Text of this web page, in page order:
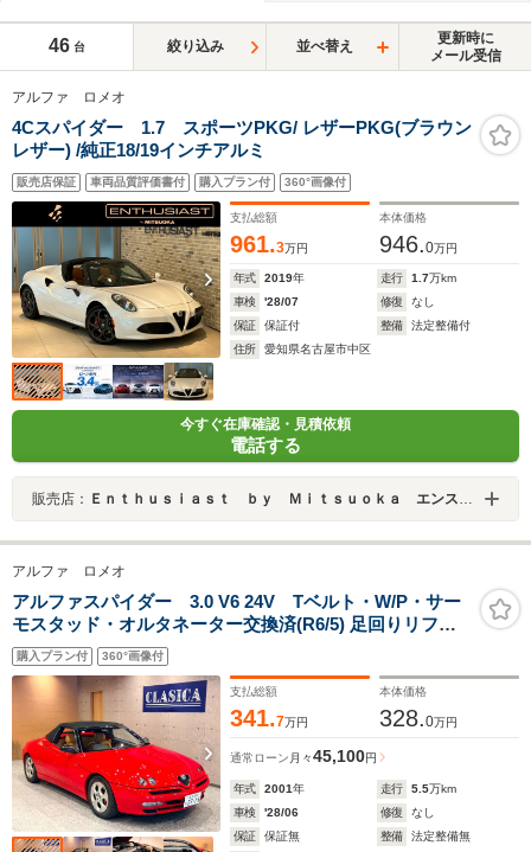
46 台 絞り込み 並べ替え
更新時に
メール受信
アルファ ロメオ
4Cスパイダー 1.7 スポーツPKG/ レザーPKG(ブラウン
レザー) /純正18/19インチアルミ
販売店保証 車両品質評価書付 購入プラン付 360°画像付
支払総額
961.3万円
本体価格
946.0万円
年式 2019年 走行 1.7万km
車検
'28/07 修復
なし
保証
保証付 整備
法定整備付
住所
愛知県名古屋市中区
今すぐ在庫確認・見積依頼
電話する
販売店： Ｅｎｔｈｕｓｉａｓｔ ｂｙ Ｍｉｔｓｕｏｋａ エンスージアスト バイ ミツオカ
アルファ ロメオ
アルファスパイダー 3.0 V6 24V Tベルト・W/P・サー
モスタッド・オルタネーター交換済(R6/5) 足回りリフレ
ッシュ済
購入プラン付 360°画像付
支払総額
341.7万円
本体価格
328.0万円
通常ローン 月々45,100円
年式 2001年 走行 5.5万km
車検
'28/06 修復
なし
保証
保証無 整備
法定整備無